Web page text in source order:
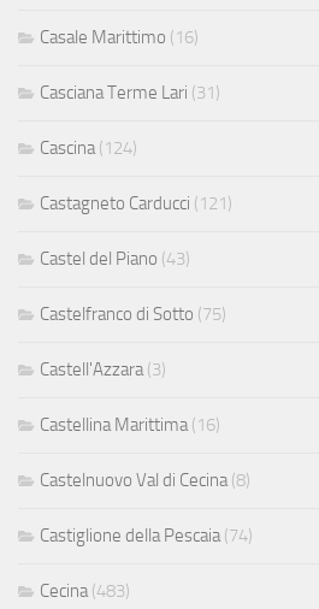
Casale Marittimo (16)
Casciana Terme Lari (31)
Cascina (124)
Castagneto Carducci (121)
Castel del Piano (43)
Castelfranco di Sotto (75)
Castell'Azzara (3)
Castellina Marittima (16)
Castelnuovo Val di Cecina (8)
Castiglione della Pescaia (74)
Cecina (483)